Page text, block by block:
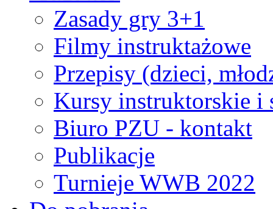
Zasady gry 3+1
Filmy instruktażowe
Przepisy (dzieci,
Kursy instruktorskie i
Biuro PZU - kontakt
Publikacje
Turnieje WWB 2022